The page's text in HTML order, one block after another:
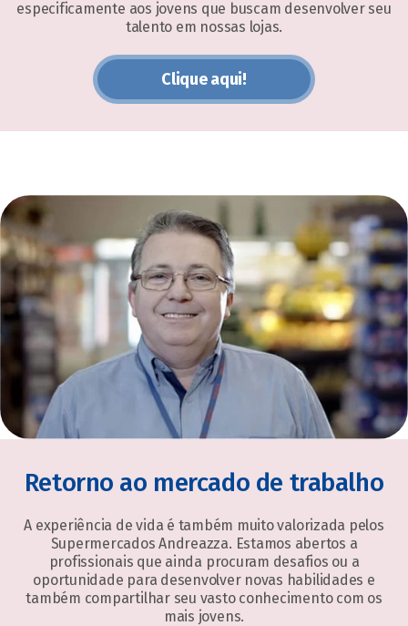
especificamente aos jovens que buscam desenvolver seu
talento em nossas lojas.
Clique aqui!
Retorno ao mercado de trabalho
A experiência de vida é também muito valorizada pelos
Supermercados Andreazza. Estamos abertos a
profissionais que ainda procuram desafios ou a
oportunidade para desenvolver novas habilidades e
também compartilhar seu vasto conhecimento com os
mais jovens.